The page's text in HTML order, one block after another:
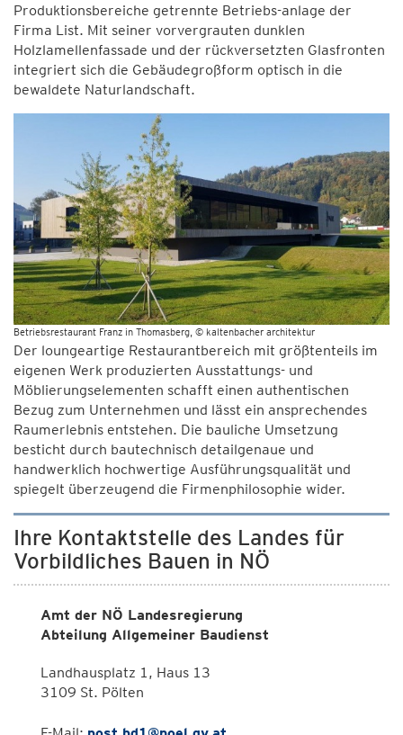
Produktionsbereiche getrennte Betriebs-anlage der
Firma List. Mit seiner vorvergrauten dunklen
Holzlamellenfassade und der rückversetzten Glasfronten
integriert sich die Gebäudegroßform optisch in die
bewaldete Naturlandschaft.
Betriebsrestaurant Franz in Thomasberg © kaltenbacher architektur
Der loungeartige Restaurantbereich mit größtenteils im
eigenen Werk produzierten Ausstattungs- und
Möblierungselementen schafft einen authentischen
Bezug zum Unternehmen und lässt ein ansprechendes
Raumerlebnis entstehen. Die bauliche Umsetzung
besticht durch bautechnisch detailgenaue und
handwerklich hochwertige Ausführungsqualität und
spiegelt überzeugend die Firmenphilosophie wider.
Ihre Kontaktstelle des Landes für
Vorbildliches Bauen in NÖ
Amt der NÖ Landesregierung
Abteilung Allgemeiner Baudienst
Landhausplatz 1, Haus 13
3109 St. Pölten